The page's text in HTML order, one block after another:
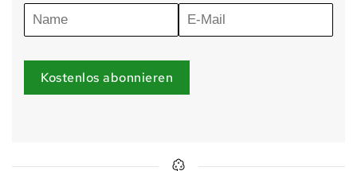
Kostenlos abonnieren